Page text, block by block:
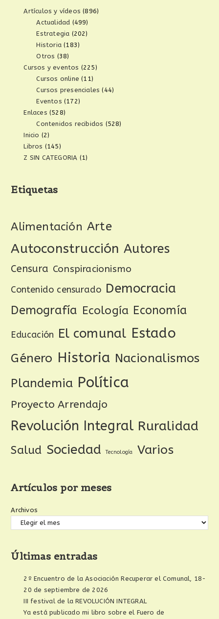
Artículos y vídeos (896)
Actualidad (499)
Estrategia (202)
Historia (183)
Otros (38)
Cursos y eventos (225)
Cursos online (11)
Cursos presenciales (44)
Eventos (172)
Enlaces (528)
Contenidos recibidos (528)
Inicio (2)
Libros (145)
Z SIN CATEGORIA (1)
Etiquetas
Alimentación Arte
Autoconstrucción Autores
Censura Conspiracionismo
Contenido censurado Democracia
Demografía Ecología Economía
Educación El comunal Estado
Género Historia Nacionalismos
Plandemia Política
Proyecto Arrendajo
Revolución Integral Ruralidad
Salud Sociedad Tecnología Varios
Artículos por meses
Archivos
Últimas entradas
2º Encuentro de la Asociación Recuperar el Comunal, 18-
20 de septiembre de 2026
III festival de la REVOLUCIÓN INTEGRAL
Ya está publicado mi libro sobre el Fuero de